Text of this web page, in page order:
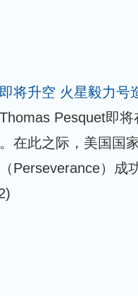
将升空 火星毅力号
Pesquet即
在此之际，美国国
Perseverance）成